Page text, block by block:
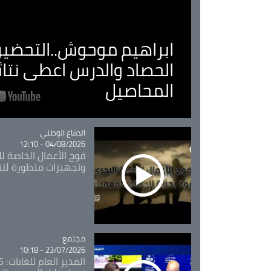
ابراهيم
الحصاد والدرس اعطى
المحاصيل
Catégorie
الدفاع الوطني
04/08/2026 - 12:10
فوج الأعمال الخاصة
وتجهيزات متطورة
Catégorie
مجتمع
23/07/2026 - 10:18